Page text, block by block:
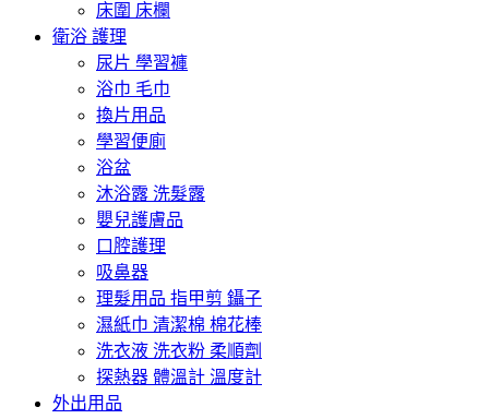
床圍 床欄
衛浴 護理
尿片 學習褲
浴巾 毛巾
換片用品
學習便廁
浴盆
沐浴露 洗髮露
嬰兒護膚品
口腔護理
吸鼻器
理髮用品 指甲剪 鑷子
濕紙巾 清潔棉 棉花棒
洗衣液 洗衣粉 柔順劑
探熱器 體溫計 溫度計
外出用品